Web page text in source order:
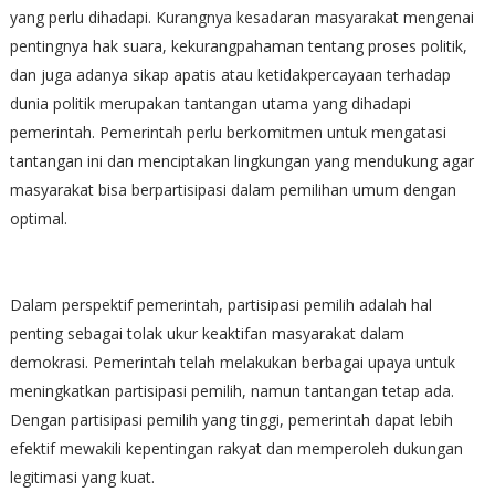
yang perlu dihadapi. Kurangnya kesadaran masyarakat mengenai
pentingnya hak suara, kekurangpahaman tentang proses politik,
dan juga adanya sikap apatis atau ketidakpercayaan terhadap
dunia politik merupakan tantangan utama yang dihadapi
pemerintah. Pemerintah perlu berkomitmen untuk mengatasi
tantangan ini dan menciptakan lingkungan yang mendukung agar
masyarakat bisa berpartisipasi dalam pemilihan umum dengan
optimal.
Dalam perspektif pemerintah, partisipasi pemilih adalah hal
penting sebagai tolak ukur keaktifan masyarakat dalam
demokrasi. Pemerintah telah melakukan berbagai upaya untuk
meningkatkan partisipasi pemilih, namun tantangan tetap ada.
Dengan partisipasi pemilih yang tinggi, pemerintah dapat lebih
efektif mewakili kepentingan rakyat dan memperoleh dukungan
legitimasi yang kuat.